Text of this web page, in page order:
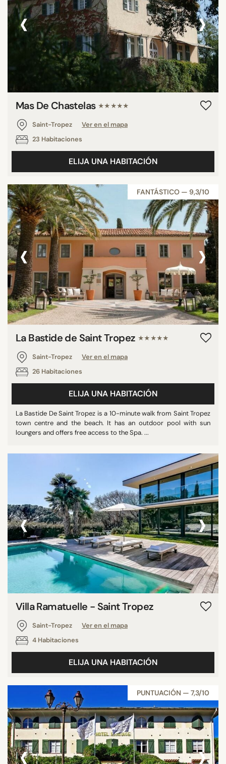
‹ ›
Mas De Chastelas ★★★★★
Saint-Tropez
Ver en el mapa
23 Habitaciones
ELIJA UNA HABITACIÓN
FANTÁSTICO — 9,3/10
‹ ›
La Bastide de Saint Tropez ★★★★★
Saint-Tropez
Ver en el mapa
26 Habitaciones
ELIJA UNA HABITACIÓN
La Bastide De Saint Tropez is a 10-minute walk from Saint Tropez
town centre and the beach. It has an outdoor pool with sun
loungers and offers free access to the Spa. ...
‹ ›
Villa Ramatuelle - Saint Tropez
Saint-Tropez
Ver en el mapa
4 Habitaciones
ELIJA UNA HABITACIÓN
PUNTUACIÓN — 7,3/10